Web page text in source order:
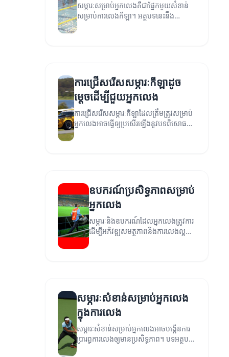
សម្ភារៈសម្រាប់អ្នកលេងគឺជាផ្នែកមួយសំខាន់
សម្រាប់ការលេងកីឡា។ អត្ថបទនេះនឹង
ការជ្រើសរើសសម្ភារៈកីឡាដូច
ម្តេចដើម្បីជួយអ្នកលេង
ការជ្រើសរើសសម្ភារៈកីឡាដែលត្រឹមត្រូវសម្រាប់
អ្នកលេងអាចធ្វើឲ្យប្រសើរឡើងនូវបទពិសោធន៍
ការលេង។ សូមអានសំណួរ និងចំនុចសំខាន់ៗ
ឧបករណ៍ប្រសិទ្ធភាពសម្រាប់
អ្នកលេង
សម្ភារៈនិងឧបករណ៍ដែលអ្នកលេងត្រូវការ
ដើម្បីអភិវឌ្ឍសមត្ថភាពនិងការលេងល្អ
សម្ភារៈសំខាន់សម្រាប់អ្នកលេង
ក្នុងការលេង
សម្ភារៈសំខាន់សម្រាប់អ្នកលេងអាចបង្កើនការ
ប្រារព្ធការលេងឲ្យមានប្រសិទ្ធភាព។ បទអត្ថបទ